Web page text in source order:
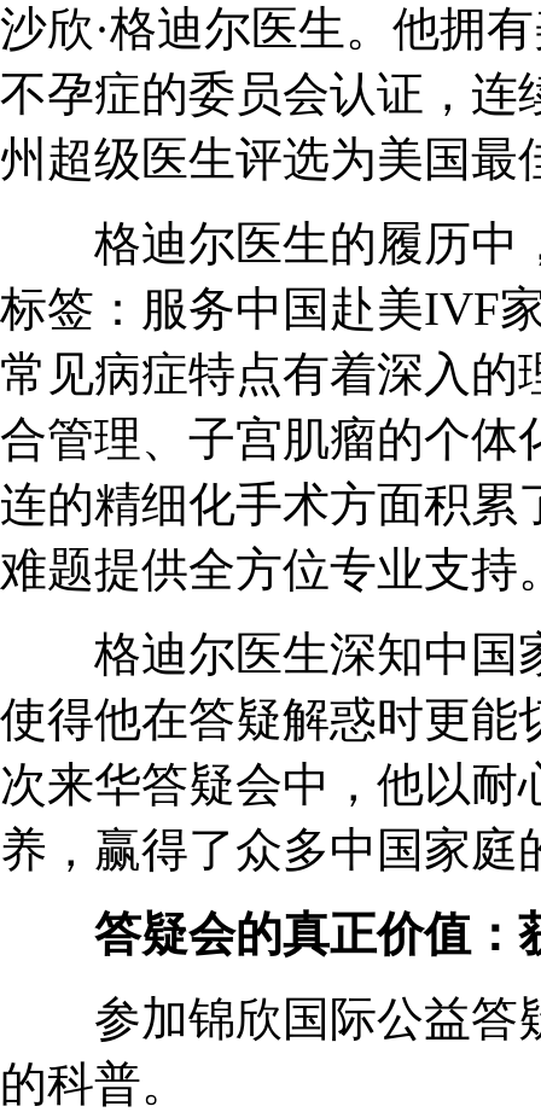
沙欣·格迪尔医生。他拥
不孕症的委员会认证，连
州超级医生评选为美国最
格迪尔医生的履历中
标签：服务中国赴美IVF
常见病症特点有着深入的
合管理、子宫肌瘤的个体
连的精细化手术方面积累
难题提供全方位专业支持
格迪尔医生深知中国
使得他在答疑解惑时更能
次来华答疑会中，他以
养，赢得了众多中国家庭
答疑会的真正价值：
参加锦欣国际公益答
的科普。